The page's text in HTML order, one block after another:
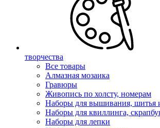
творчества
Все товары
Алмазная мозаика
Гравюры
Живопись по холсту, номерам
Наборы для вышивания, шитья
Наборы для квиллинга,
Наборы для лепки